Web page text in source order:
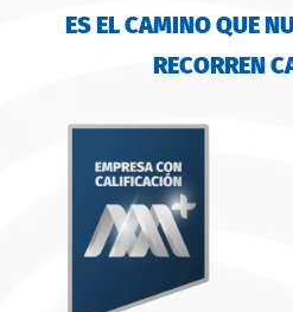
ES EL CAMINO QUE
RECORREN